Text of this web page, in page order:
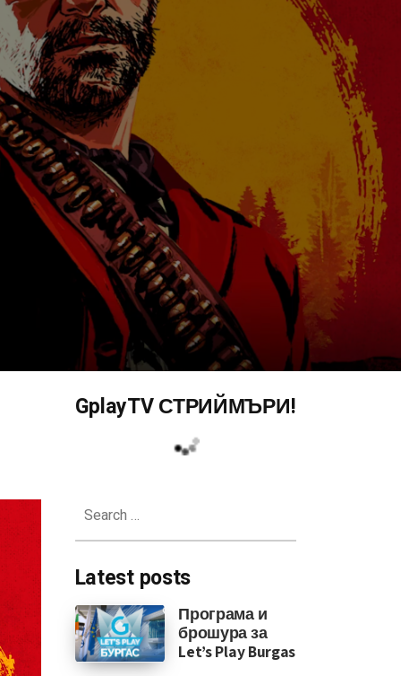
GplayTV СТРИЙМЪРИ!
for:
Latest posts
Програма и
брошура за
Let’s Play Burgas